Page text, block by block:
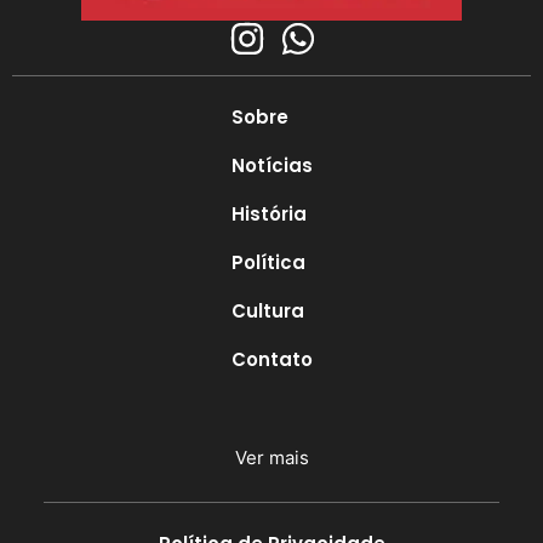
Sobre
Notícias
História
Política
Cultura
Contato
Ver mais